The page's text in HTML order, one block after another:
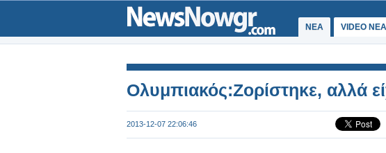
ΝΕΑ VIDEO NEA
Ολυμπιακός:Ζορίστηκε, αλλά
2013-12-07 22:06:46